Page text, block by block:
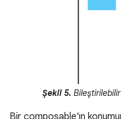
Şekil 5.
Bir composable'ın